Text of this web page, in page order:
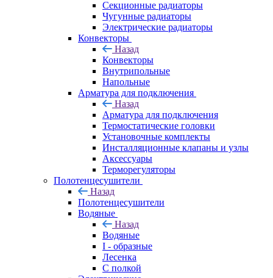
Секционные радиаторы
Чугунные радиаторы
Электрические радиаторы
Конвекторы
Назад
Конвекторы
Внутрипольные
Напольные
Арматура для подключения
Назад
Арматура для подключения
Термостатические головки
Установочные комплекты
Инсталляционные клапаны и узлы
Аксессуары
Терморегуляторы
Полотенцесушители
Назад
Полотенцесушители
Водяные
Назад
Водяные
I - образные
Лесенка
С полкой